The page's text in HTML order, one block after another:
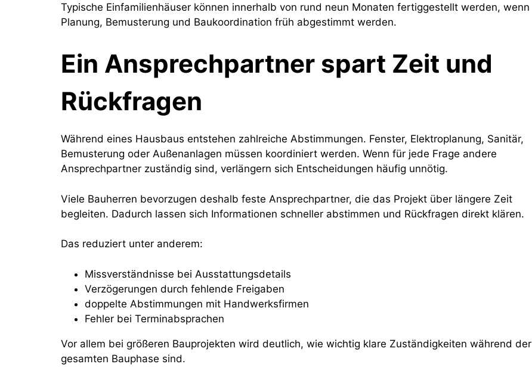
Typische Einfamilienhäuser können innerhalb von rund neun Monaten fertiggestellt werden, wenn
Planung, Bemusterung und Baukoordination früh abgestimmt werden.
Ein Ansprechpartner spart Zeit und
Rückfragen
Während eines Hausbaus entstehen zahlreiche Abstimmungen. Fenster, Elektroplanung, Sanitär,
Bemusterung oder Außenanlagen müssen koordiniert werden. Wenn für jede Frage andere
Ansprechpartner zuständig sind, verlängern sich Entscheidungen häufig unnötig.
Viele Bauherren bevorzugen deshalb feste Ansprechpartner, die das Projekt über längere Zeit
begleiten. Dadurch lassen sich Informationen schneller abstimmen und Rückfragen direkt klären.
Das reduziert unter anderem:
Missverständnisse bei Ausstattungsdetails
Verzögerungen durch fehlende Freigaben
doppelte Abstimmungen mit Handwerksfirmen
Fehler bei Terminabsprachen
Vor allem bei größeren Bauprojekten wird deutlich, wie wichtig klare Zuständigkeiten während der
gesamten Bauphase sind.